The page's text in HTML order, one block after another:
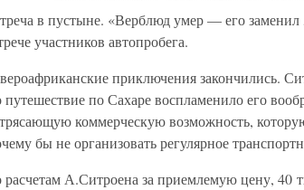
в пустыне. «Верблюд умер — его
участников автопробега.
приключения закончились.
по Сахаре воспламенило его
коммерческую возможность,
бы не организовать регулярное
А.Ситроена за приемлемую цену, 40